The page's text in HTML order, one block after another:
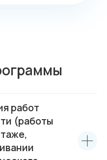
работ
(работы